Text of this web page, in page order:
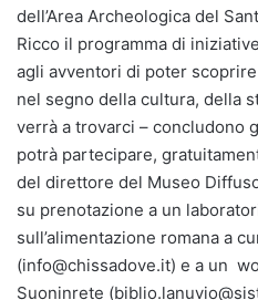
dell’Area Archeologica del
Ricco il programma di
agli avventori di poter
nel segno della cultura, della
verrà a trovarci – concludono
potrà partecipare,
del direttore del Museo
su prenotazione a un
sull’alimentazione romana a
(info@chissadove.it) e a un
Suoninrete